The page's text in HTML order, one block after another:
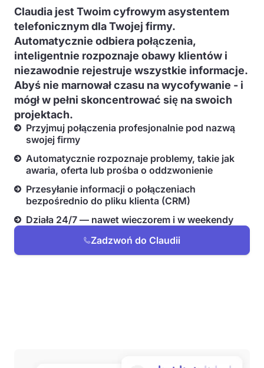
Claudia jest Twoim cyfrowym asystentem
telefonicznym dla Twojej firmy.
Automatycznie odbiera połączenia,
inteligentnie rozpoznaje obawy klientów i
niezawodnie rejestruje wszystkie informacje.
Abyś nie marnował czasu na wycofywanie - i
mógł w pełni skoncentrować się na swoich
projektach.
Przyjmuj połączenia profesjonalnie pod nazwą
swojej firmy
Automatycznie rozpoznaje problemy, takie jak
awaria, oferta lub prośba o oddzwonienie
Przesyłanie informacji o połączeniach
bezpośrednio do pliku klienta (CRM)
Działa 24/7 — nawet wieczorem i w weekendy
Zadzwoń do Claudii